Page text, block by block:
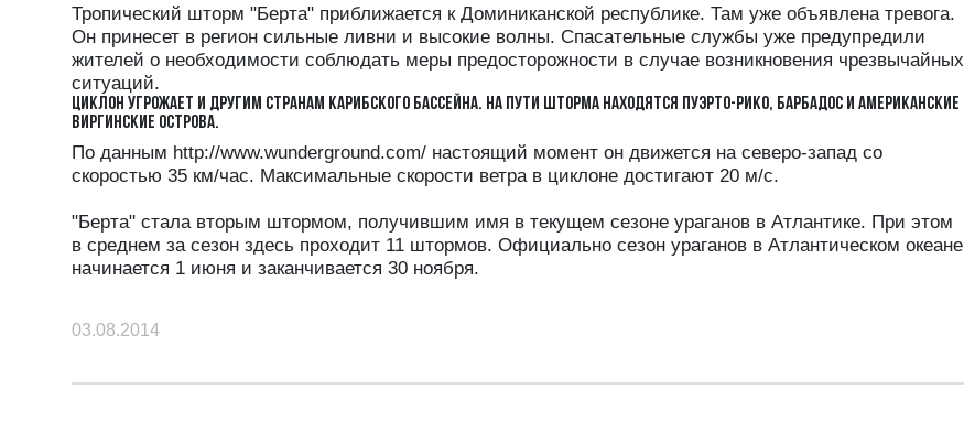
Тропический шторм "Берта" приближается к Доминиканской республике. Там уже объявлена тревога.
Он принесет в регион сильные ливни и высокие волны. Спасательные службы уже предупредили
жителей о необходимости соблюдать меры предосторожности в случае возникновения чрезвычайных
ситуаций.
ЦИКЛОН УГРОЖАЕТ И ДРУГИМ СТРАНАМ КАРИБСКОГО БАССЕЙНА. НА ПУТИ ШТОРМА НАХОДЯТСЯ ПУЭРТО-РИКО, БАРБАДОС И АМЕРИКАНСКИЕ
ВИРГИНСКИЕ ОСТРОВА.
По данным http://www.wunderground.com/ настоящий момент он движется на северо-запад со
скоростью 35 км/час. Максимальные скорости ветра в циклоне достигают 20 м/с.
"Берта" стала вторым штормом, получившим имя в текущем сезоне ураганов в Атлантике. При этом
в среднем за сезон здесь проходит 11 штормов. Официально сезон ураганов в Атлантическом океане
начинается 1 июня и заканчивается 30 ноября.
03.08.2014